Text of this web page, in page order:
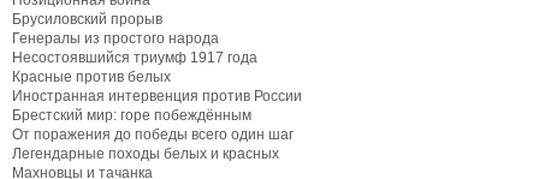
Брусиловский прорыв
Генералы из простого народа
Несостоявшийся триумф 1917 года
Красные против белых
Иностранная интервенция против России
Брестский мир: горе побеждённым
От поражения до победы всего один шаг
Легендарные походы белых и красных
Махновцы и тачанка